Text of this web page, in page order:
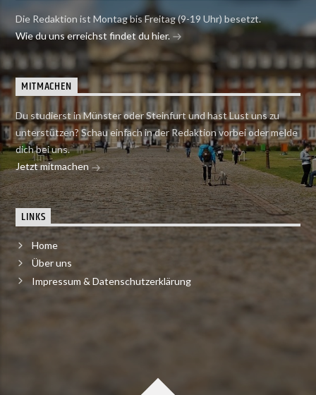
Die Redaktion ist Montag bis Freitag (9-19 Uhr) besetzt.
Wie du uns erreichst findet du hier.
MITMACHEN
Du studierst in Münster oder Steinfurt und hast Lust uns zu
unterstützen? Schau einfach in der Redaktion vorbei oder melde
dich bei uns.
Jetzt mitmachen
LINKS
Home
Über uns
Impressum & Datenschutzerklärung